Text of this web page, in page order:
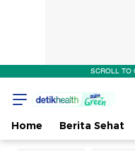
SCROLL TO
Home Berita Sehat